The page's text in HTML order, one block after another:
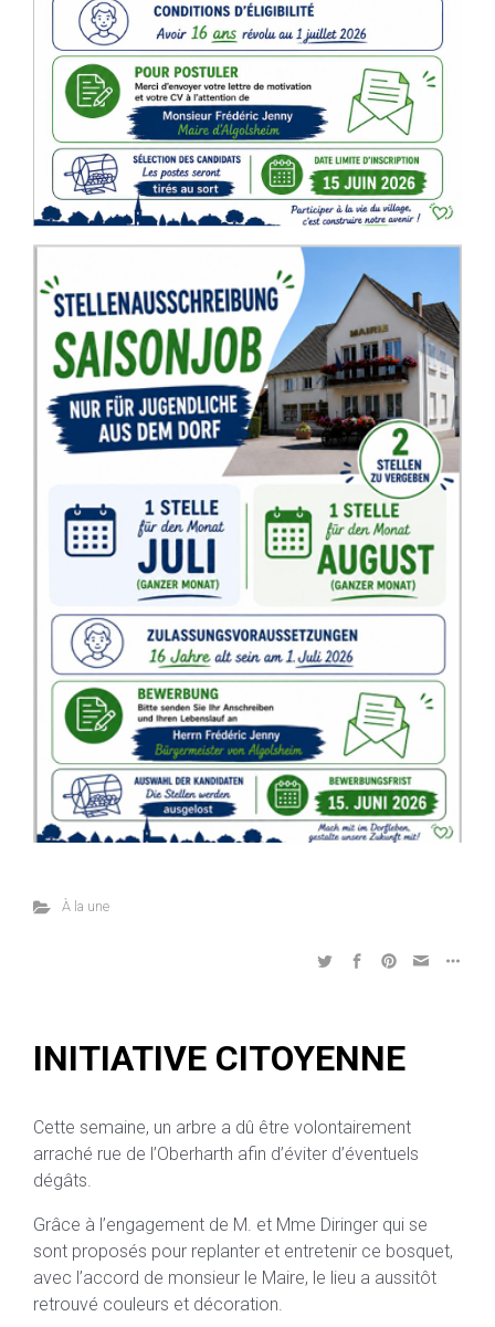
À la une
INITIATIVE CITOYENNE
Cette semaine, un arbre a dû être volontairement
arraché rue de l’Oberharth afin d’éviter d’éventuels
dégâts.
Grâce à l’engagement de M. et Mme Diringer qui se
sont proposés pour replanter et entretenir ce bosquet,
avec l’accord de monsieur le Maire, le lieu a aussitôt
retrouvé couleurs et décoration.